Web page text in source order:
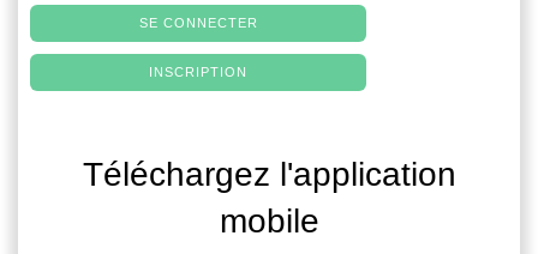
SE CONNECTER
INSCRIPTION
Téléchargez l'application
mobile